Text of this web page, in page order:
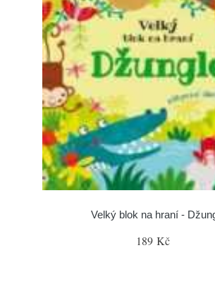
Velký blok na hraní -
189 Kč